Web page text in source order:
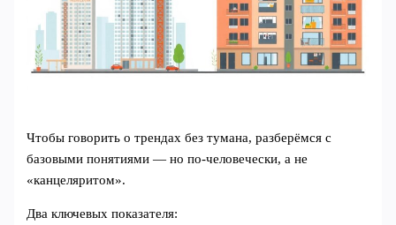
Чтобы говорить о трендах без тумана, разберёмся с
базовыми понятиями — но по‑человечески, а не
«канцеляритом».
Два ключевых показателя: